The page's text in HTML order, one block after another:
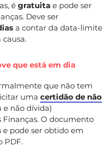
é gratuita e pode ser
Deve ser
a contar da data-limite
que está em dia
que não tem
uma certidão de não
e não dívida)
O documento
e pode ser obtido em
PDF.